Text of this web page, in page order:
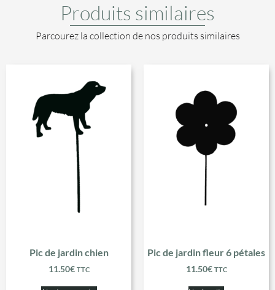
Produits similaires
Parcourez la collection de nos produits similaires
Pic de jardin chien
11.50€ TTC
Pic de jardin fleur 6 pétales
11.50€ TTC